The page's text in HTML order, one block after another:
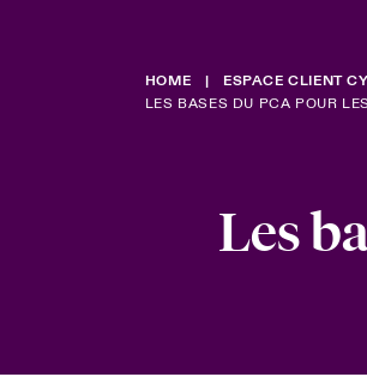
Qui nous sommes
HOME ESPACE CLIENT
LES BASES DU PCA POUR
Les